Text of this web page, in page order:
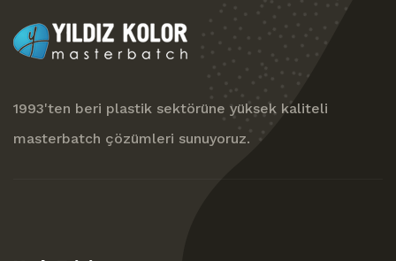
1993'ten beri plastik sektörüne yüksek kaliteli
masterbatch çözümleri sunuyoruz.